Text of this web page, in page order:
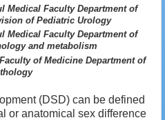
Medical Faculty Department of
of Pediatric Urology
Medical Faculty Department of
and metabolism
of Medicine Department of
(DSD) can be defined
or anatomical sex difference